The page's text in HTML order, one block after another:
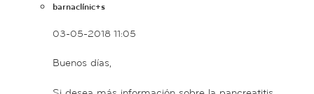
barnaclínic+s
03-05-2018 11:05
Buenos días,